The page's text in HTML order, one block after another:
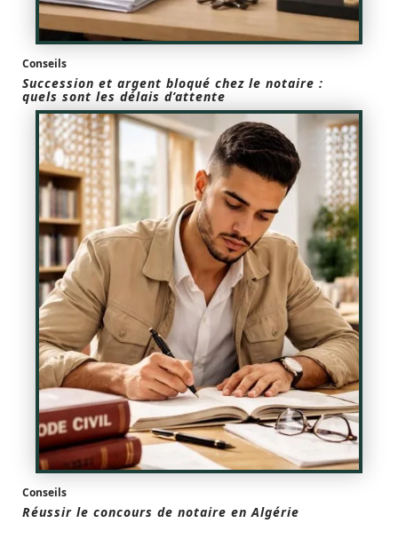
Conseils
Succession et argent bloqué chez le notaire :
quels sont les délais d’attente
Conseils
Réussir le concours de notaire en Algérie